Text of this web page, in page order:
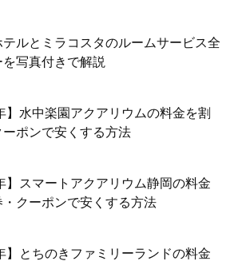
テルとミラコスタのルームサービス全
を写真付きで解説
】水中楽園アクアリウムの料金を割
ーポンで安くする方法
】スマートアクアリウム静岡の料金
・クーポンで安くする方法
】とちのきファミリーランドの料金